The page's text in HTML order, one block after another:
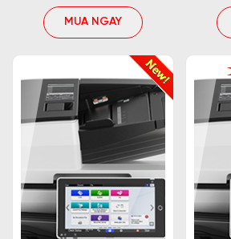
Có nhiều công ty, doanh nghiệp
cấp sản phẩm máy photocopy
số những công ty uy tín chúng
đó chính là Trường Thịnh Phát -
năm kinh nghiệm trong hoạt động
bị văn phòng. Hãy cùng tìm hiểu
tôi khuyến khích bạn mua hàng ở
Giá cả
Công ty Trường Thịnh Phát cung
MUA NGAY